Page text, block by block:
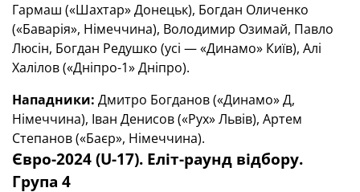
Гармаш («Шахтар» Донецьк), Богдан Оличенко
(«Баварія», Німеччина), Володимир Озимай, Павло
Люсін, Богдан Редушко (усі — «Динамо» Київ), Алі
Халілов («Дніпро-1» Дніпро).
Нападники: Дмитро Богданов («Динамо» Д,
Німеччина), Іван Денисов («Рух» Львів), Артем
Степанов («Баєр», Німеччина).
Євро-2024 (U-17). Еліт-раунд відбору.
Група 4